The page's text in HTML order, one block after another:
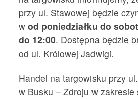
przy ul. Stawowej będzie
wod poniedziałku do
do 12:00. Dostępna będzie
od ul. Królowej Jadwigi.
Handel na targowisku przy
w Busku – Zdroju w zakresie